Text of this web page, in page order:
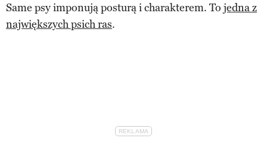
Same psy imponują posturą i charakterem. To jedna z
największych psich ras.